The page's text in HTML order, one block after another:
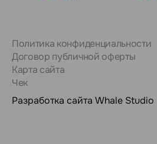
Политика конфиденциальности
Договор публичной оферты
Карта сайта
Чек
Разработка сайта Whale Studio